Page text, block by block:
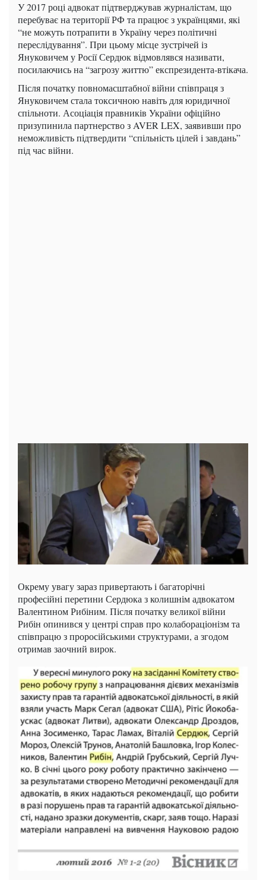
У 2017 році адвокат підтверджував журналістам, що
перебуває на території РФ та працює з українцями, які
“не можуть потрапити в Україну через політичні
переслідування”. При цьому місце зустрічей із
Януковичем у Росії Сердюк відмовлявся називати,
посилаючись на “загрозу життю” експрезидента-втікача.
Після початку повномасштабної війни співпраця з
Януковичем стала токсичною навіть для юридичної
спільноти. Асоціація правників України офіційно
призупинила партнерство з AVER LEX, заявивши про
неможливість підтвердити “спільність цілей і завдань”
під час війни.
Окрему увагу зараз привертають і багаторічні
професійні перетини Сердюка з колишнім адвокатом
Валентином Рибіним. Після початку великої війни
Рибін опинився у центрі справ про колабораціонізм та
співпрацю з проросійськими структурами, а згодом
отримав заочний вирок.